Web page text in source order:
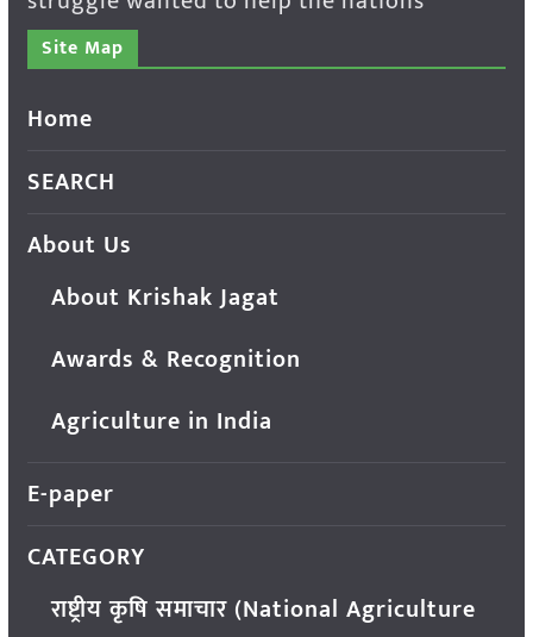
Site Map
Home
SEARCH
About Us
About Krishak Jagat
Awards & Recognition
Agriculture in India
E-paper
CATEGORY
राष्ट्रीय कृषि समाचार (National Agriculture